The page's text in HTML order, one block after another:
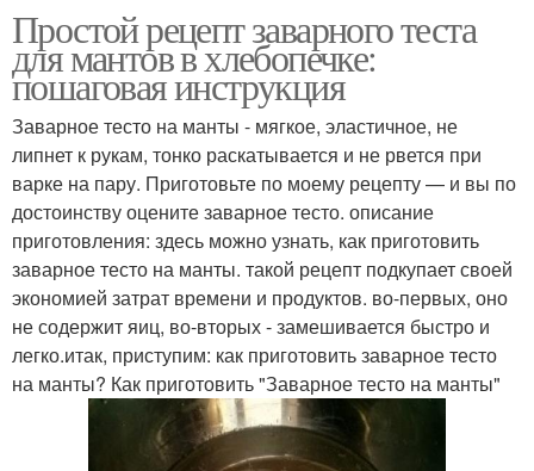
Простой рецепт заварного теста
для мантов в хлебопечке:
пошаговая инструкция
Заварное тесто на манты - мягкое, эластичное, не
липнет к рукам, тонко раскатывается и не рвется при
варке на пару. Приготовьте по моему рецепту — и вы по
достоинству оцените заварное тесто. описание
приготовления: здесь можно узнать, как приготовить
заварное тесто на манты. такой рецепт подкупает своей
экономией затрат времени и продуктов. во-первых, оно
не содержит яиц, во-вторых - замешивается быстро и
легко.итак, приступим: как приготовить заварное тесто
на манты? Как приготовить "Заварное тесто на манты"